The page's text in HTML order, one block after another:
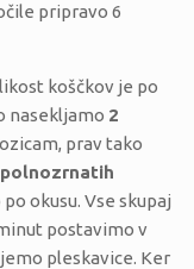
pripravo 6
koščkov je po
nasekljamo 2
prav tako
polnozrnatih
okusu. Vse skupaj
postavimo v
pleskavice. Ker